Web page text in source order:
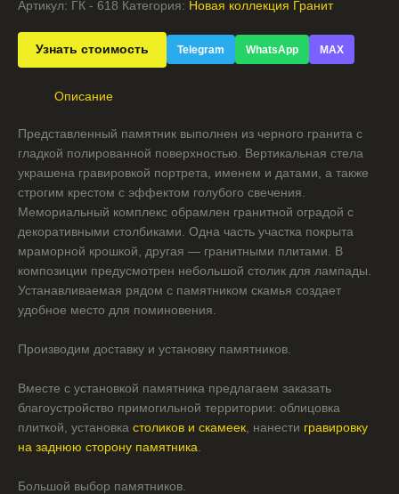
Артикул: ГК - 618 Категория: Новая коллекция Гранит
Узнать стоимость Telegram WhatsApp MAX
Описание
Представленный памятник выполнен из черного гранита с
гладкой полированной поверхностью. Вертикальная стела
украшена гравировкой портрета, именем и датами, а также
строгим крестом с эффектом голубого свечения.
Мемориальный комплекс обрамлен гранитной оградой с
декоративными столбиками. Одна часть участка покрыта
мраморной крошкой, другая — гранитными плитами. В
композиции предусмотрен небольшой столик для лампады.
Устанавливаемая рядом с памятником скамья создает
удобное место для поминовения.
Производим доставку и установку памятников.
Вместе с установкой памятника предлагаем заказать
благоустройство примогильной территории: облицовка
плиткой, установка столиков и скамеек , нанести гравировку
на заднюю сторону памятника
Большой выбор памятников.